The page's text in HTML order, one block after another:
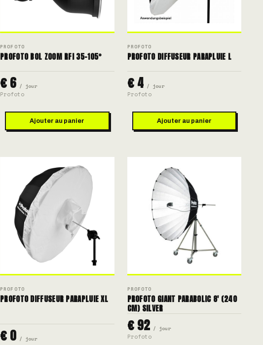
PROFOTO
PROFOTO BOL ZOOM RFI 35-105°
€ 6 / jour
Profoto
Ajouter au panier
PROFOTO
PROFOTO DIFFUSEUR PARAPLUIE L
€ 4 / jour
Profoto
Ajouter au panier
PROFOTO
PROFOTO DIFFUSEUR PARAPLUIE XL
€ 0 / jour
PROFOTO
PROFOTO GIANT PARABOLIC 8' (240
CM) SILVER
€ 92 / jour
Profoto